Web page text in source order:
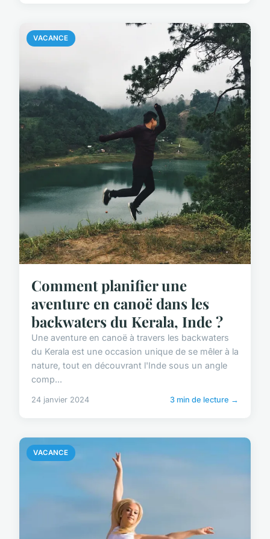
VACANCE
Comment planifier une
aventure en canoë dans les
backwaters du Kerala, Inde ?
Une aventure en canoë à travers les backwaters
du Kerala est une occasion unique de se mêler à la
nature, tout en découvrant l'Inde sous un angle
comp...
24 janvier 2024 3 min de lecture →
VACANCE